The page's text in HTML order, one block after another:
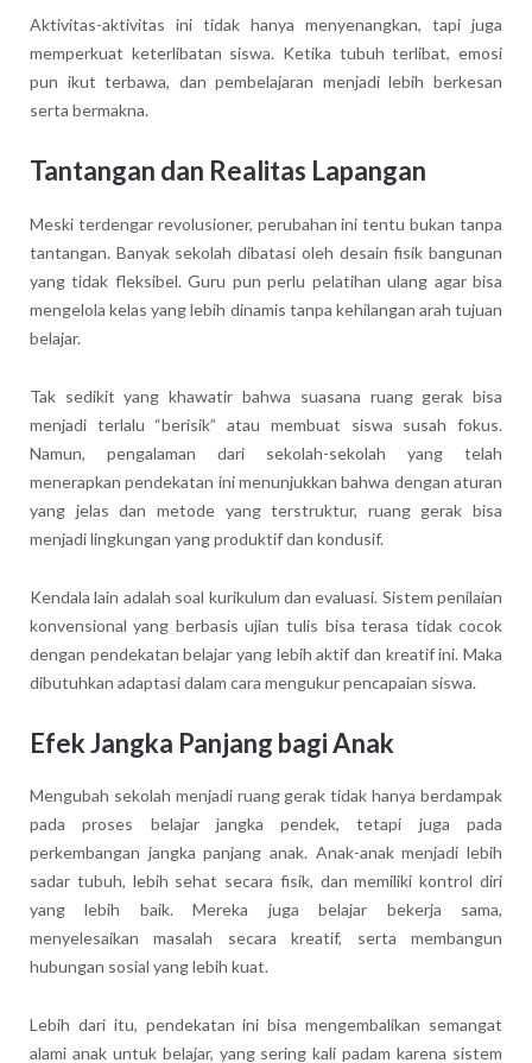
Aktivitas-aktivitas ini tidak hanya menyenangkan, tapi juga
memperkuat keterlibatan siswa. Ketika tubuh terlibat, emosi
pun ikut terbawa, dan pembelajaran menjadi lebih berkesan
serta bermakna.
Tantangan dan Realitas Lapangan
Meski terdengar revolusioner, perubahan ini tentu bukan tanpa
tantangan. Banyak sekolah dibatasi oleh desain fisik bangunan
yang tidak fleksibel. Guru pun perlu pelatihan ulang agar bisa
mengelola kelas yang lebih dinamis tanpa kehilangan arah tujuan
belajar.
Tak sedikit yang khawatir bahwa suasana ruang gerak bisa
menjadi terlalu “berisik” atau membuat siswa susah fokus.
Namun, pengalaman dari sekolah-sekolah yang telah
menerapkan pendekatan ini menunjukkan bahwa dengan aturan
yang jelas dan metode yang terstruktur, ruang gerak bisa
menjadi lingkungan yang produktif dan kondusif.
Kendala lain adalah soal kurikulum dan evaluasi. Sistem penilaian
konvensional yang berbasis ujian tulis bisa terasa tidak cocok
dengan pendekatan belajar yang lebih aktif dan kreatif ini. Maka
dibutuhkan adaptasi dalam cara mengukur pencapaian siswa.
Efek Jangka Panjang bagi Anak
Mengubah sekolah menjadi ruang gerak tidak hanya berdampak
pada proses belajar jangka pendek, tetapi juga pada
perkembangan jangka panjang anak. Anak-anak menjadi lebih
sadar tubuh, lebih sehat secara fisik, dan memiliki kontrol diri
yang lebih baik. Mereka juga belajar bekerja sama,
menyelesaikan masalah secara kreatif, serta membangun
hubungan sosial yang lebih kuat.
Lebih dari itu, pendekatan ini bisa mengembalikan semangat
alami anak untuk belajar, yang sering kali padam karena sistem